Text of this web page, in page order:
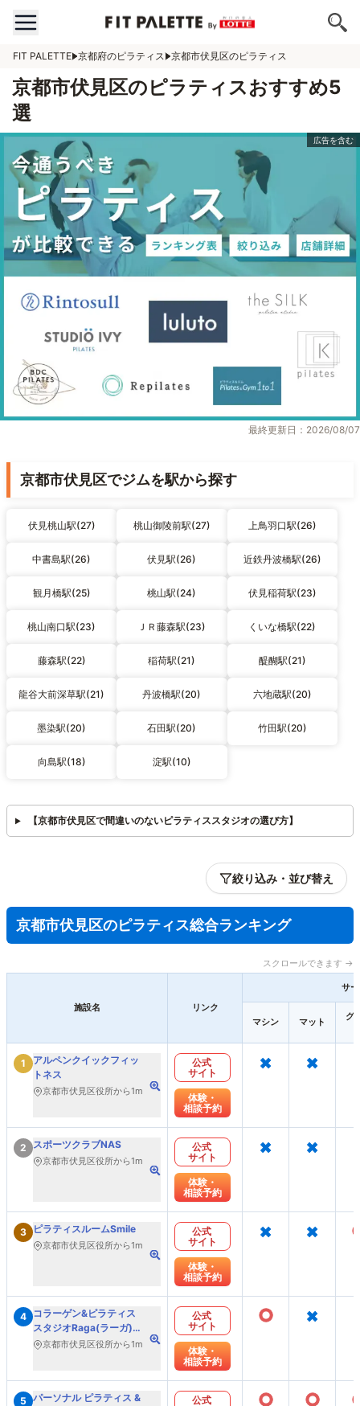
FIT PALETTE 京都府のピラティス 京都市伏見区のピラティス
京都市伏見区のピラティスおすすめ5
選
最終更新日：2026/08/07
京都市伏見区でジムを駅から探す
伏見桃山駅(27) 桃山御陵前駅(27) 上鳥羽口駅(26)
中書島駅(26) 伏見駅(26) 近鉄丹波橋駅(26)
観月橋駅(25) 桃山駅(24) 伏見稲荷駅(23)
桃山南口駅(23) ＪＲ藤森駅(23) くいな橋駅(22)
藤森駅(22) 稲荷駅(21) 醍醐駅(21)
龍谷大前深草駅(21) 丹波橋駅(20) 六地蔵駅(20)
墨染駅(20) 石田駅(20) 竹田駅(20)
向島駅(18) 淀駅(10)
【京都市伏見区で間違いのないピラティススタジオの選び方】
絞り込み・並び替え
京都市伏見区のピラティス総合ランキング
スクロールできます →
施設名 リンク
サ
マシン マット
グ
1
アルペンクイックフィッ
トネス
京都市伏見区役所から1m
公式
サイト
体験・
相談予約
× ×
2 スポーツクラブNAS
京都市伏見区役所から1m
公式
サイト
体験・
相談予約
× ×
3 ピラティスルームSmile
京都市伏見区役所から1m
公式
サイト
体験・
相談予約
× ×
4 コラーゲン&ピラティス
スタジオRaga(ラーガ)伏
見京都市伏見区役所から1m
公式
サイト
体験・
相談予約
○ ×
5 パーソナル ピラティス &
公式
○ ○